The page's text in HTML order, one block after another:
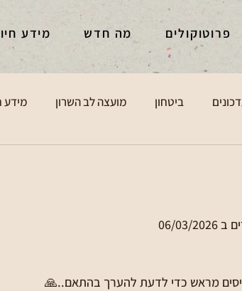
פרוטוקולים מה חדש מידע
ביטחון מועצה לב השרון מידע
ב
מראש כדי לדעת להערך בהתאם..🙏